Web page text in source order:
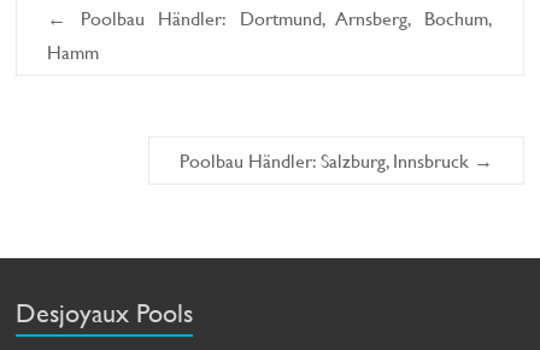
←
Poolbau Händler: Dortmund, Arnsberg, Bochum,
Hamm
Poolbau Händler: Salzburg, Innsbruck →
Desjoyaux Pools